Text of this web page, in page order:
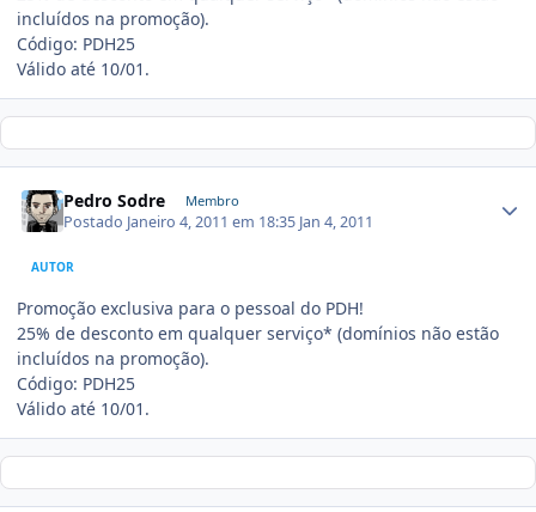
incluídos na promoção).
Código: PDH25
Válido até 10/01.
Pedro Sodre Membro
Postado Janeiro 4, 2011 em 18:35 Jan 4, 2011
AUTOR
Promoção exclusiva para o pessoal do PDH!
25% de desconto em qualquer serviço* (domínios não estão
incluídos na promoção).
Código: PDH25
Válido até 10/01.